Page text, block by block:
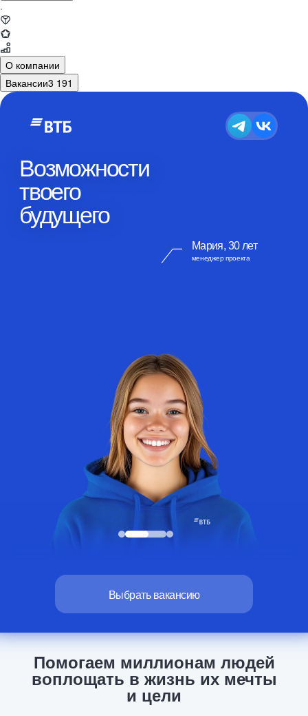
·
О компании
Вакансии3 191
Возможности
твоего
будущего
Выбрать вакансию
Мария, 30 лет
менеджер проекта
Помогаем миллионам людей
воплощать в жизнь их мечты
и цели